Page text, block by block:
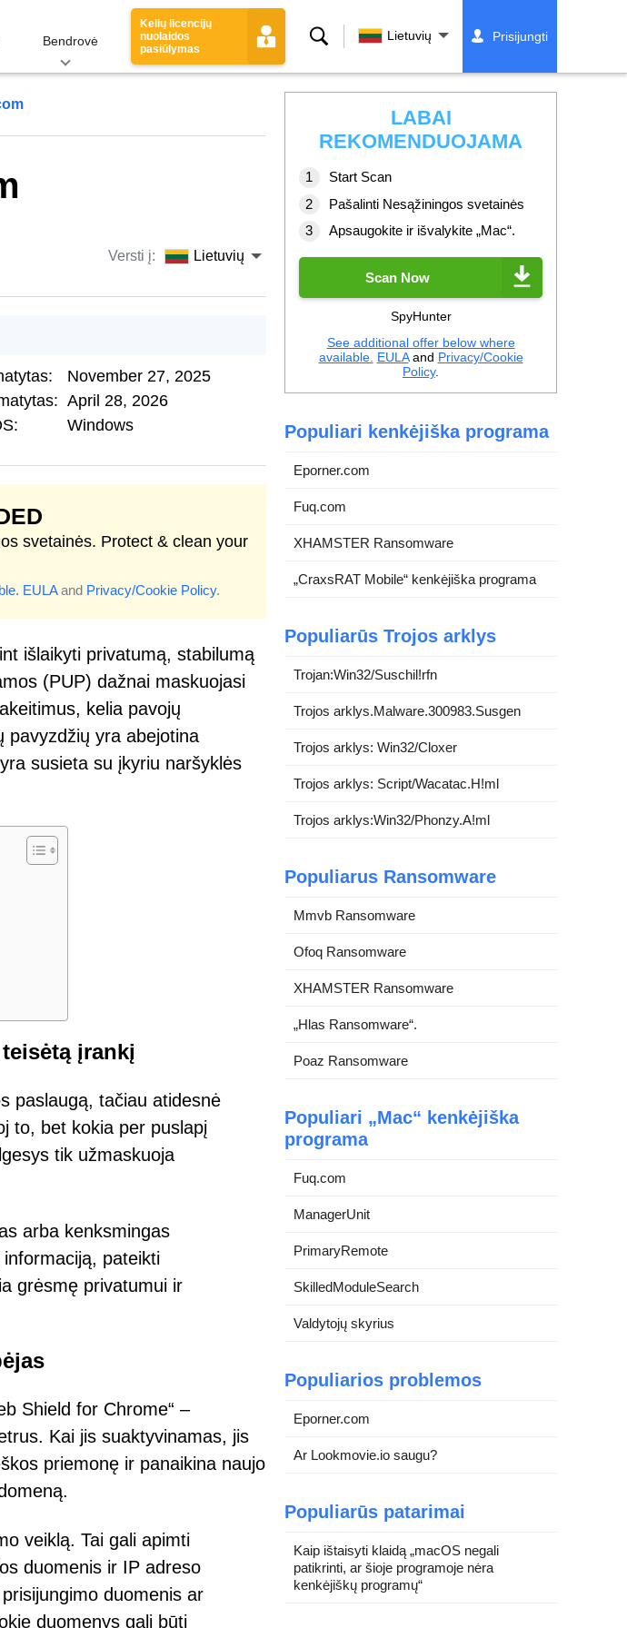
Bendrovė
Kelių licencijų
nuolaidos
pasiūlymas
Paieška Lietuvių Prisijungti
Versti į: Lietuvių
November 27, 2025
April 28, 2026
Windows
svetainės. Protect & clean your
EULAand Privacy/Cookie Policy.
išlaikyti privatumą, stabilumą
(PUP) dažnai maskuojasi
kelia pavojų
pavyzdžių yra abejotina
susieta su įkyriu naršyklės
įrankį
paslaugą, tačiau atidesnė
to, bet kokia per puslapį
tik užmaskuoja
arba kenksmingas
pateikti
grėsmę privatumui ir
Shield for Chrome“ –
Kai jis suaktyvinamas, jis
priemonę ir panaikina naujo
veiklą. Tai gali apimti
duomenis ir IP adreso
duomenis ar
duomenys gali būti
LABAI
REKOMENDUOJAMA
Start Scan
Pašalinti Nesąžiningos svetainės
Apsaugokite ir išvalykite „Mac“.
Scan Now
SpyHunter
See additional offer below where
available. EULAand Privacy/Cookie
Policy.
Populiari kenkėjiška programa
Eporner.com
Fuq.com
XHAMSTER Ransomware
„CraxsRAT Mobile“ kenkėjiška programa
Populiarūs Trojos arklys
Trojan:Win32/Suschil!rfn
Trojos arklys.Malware.300983.Susgen
Trojos arklys: Win32/Cloxer
Trojos arklys: Script/Wacatac.H!ml
Trojos arklys:Win32/Phonzy.A!ml
Populiarus Ransomware
Mmvb Ransomware
Ofoq Ransomware
XHAMSTER Ransomware
„Hlas Ransomware“.
Poaz Ransomware
Populiari „Mac“ kenkėjiška
programa
Fuq.com
ManagerUnit
PrimaryRemote
SkilledModuleSearch
Valdytojų skyrius
Populiarios problemos
Eporner.com
Ar Lookmovie.io saugu?
Populiarūs patarimai
Kaip ištaisyti klaidą „macOS negali
patikrinti, ar šioje programoje nėra
kenkėjiškų programų“